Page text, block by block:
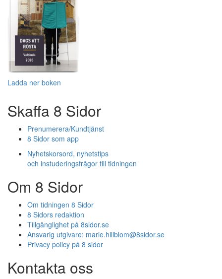
Ladda ner boken
Skaffa 8 Sidor
Prenumerera/Kundtjänst
8 Sidor som app
Nyhetskorsord, nyhetstips
och instuderingsfrågor till tidningen
Om 8 Sidor
Om tidningen 8 Sidor
8 Sidors redaktion
Tillgänglighet på 8sidor.se
Ansvarig utgivare: marie.hillblom@8sidor.se
Privacy policy på 8 sidor
Kontakta oss